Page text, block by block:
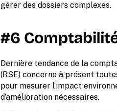
gérer des dossiers complexes.
#6
Dernière tendance de la
(RSE) concerne à présent
pour mesurer l’impact
d’amélioration nécessaires.